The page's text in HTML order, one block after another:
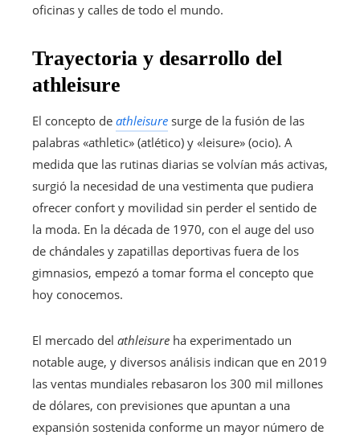
oficinas y calles de todo el mundo.
Trayectoria y desarrollo del
athleisure
El concepto de athleisure surge de la fusión de las
palabras «athletic» (atlético) y «leisure» (ocio). A
medida que las rutinas diarias se volvían más activas,
surgió la necesidad de una vestimenta que pudiera
ofrecer confort y movilidad sin perder el sentido de
la moda. En la década de 1970, con el auge del uso
de chándales y zapatillas deportivas fuera de los
gimnasios, empezó a tomar forma el concepto que
hoy conocemos.
El mercado del athleisure ha experimentado un
notable auge, y diversos análisis indican que en 2019
las ventas mundiales rebasaron los 300 mil millones
de dólares, con previsiones que apuntan a una
expansión sostenida conforme un mayor número de